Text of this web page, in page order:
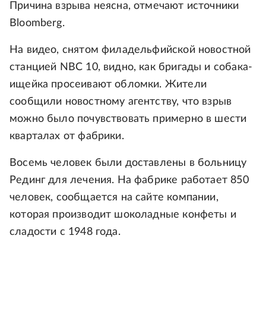
Причина взрыва неясна, отмечают источники
Bloomberg.
На видео, снятом филадельфийской новостной
станцией NBC 10, видно, как бригады и собака-
ищейка просеивают обломки. Жители
сообщили новостному агентству, что взрыв
можно было почувствовать примерно в шести
кварталах от фабрики.
Восемь человек были доставлены в больницу
Рединг для лечения. На фабрике работает 850
человек, сообщается на сайте компании,
которая производит шоколадные конфеты и
сладости с 1948 года.